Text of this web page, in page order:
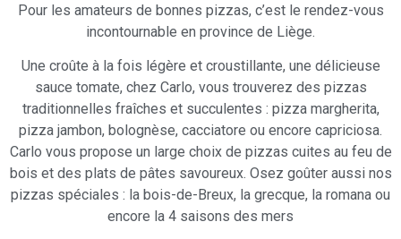
Pour les amateurs de bonnes pizzas, c’est le rendez-vous
incontournable en province de Liège.
Une croûte à la fois légère et croustillante, une délicieuse
sauce tomate, chez Carlo, vous trouverez des pizzas
traditionnelles fraîches et succulentes : pizza margherita,
pizza jambon, bolognèse, cacciatore ou encore capriciosa.
Carlo vous propose un large choix de pizzas cuites au feu de
bois et des plats de pâtes savoureux. Osez goûter aussi nos
pizzas spéciales : la bois-de-Breux, la grecque, la romana ou
encore la 4 saisons des mers